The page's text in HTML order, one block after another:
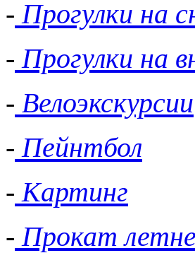
- Прогулки на
- Прогулки на
- Велоэкскурсии
- Пейнтбол
- Картинг
- Прокат